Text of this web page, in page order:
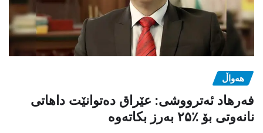
هەواڵ
فەرهاد ئەترووشی: عێراق دەتوانێت داهاتی
نانەوتی بۆ ٪۲۵ بەرز بکاتەوە